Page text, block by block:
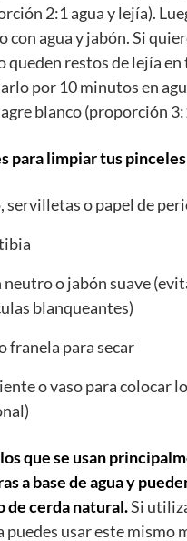
2:1 agua y lejía).
con agua y jabón. Si
queden restos de lejía
por 10 minutos en
blanco (proporción
para limpiar tus
servilletas o papel de
neutro o jabón suave
blanqueantes)
franela para secar
o vaso para colocar
que se usan
a base de agua y
de cerda natural.Si
puedes usar este mismo